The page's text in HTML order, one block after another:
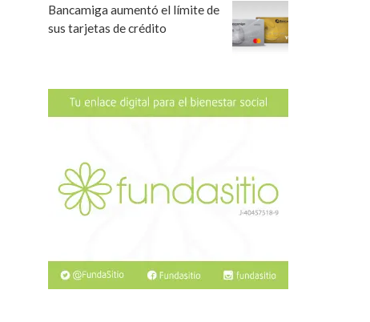
Bancamiga aumentó el límite de
sus tarjetas de crédito